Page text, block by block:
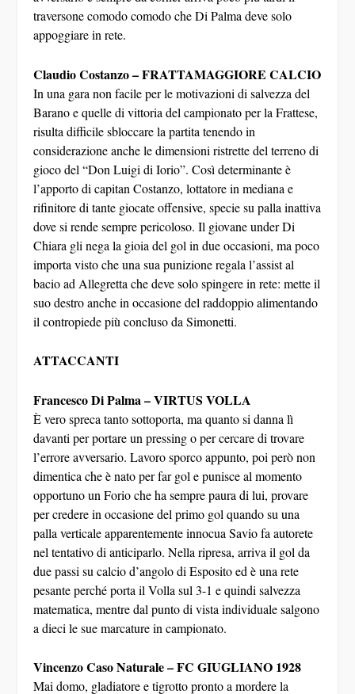
traversone comodo comodo che Di Palma deve solo
appoggiare in rete.
Claudio Costanzo – FRATTAMAGGIORE CALCIO
In una gara non facile per le motivazioni di salvezza del
Barano e quelle di vittoria del campionato per la Frattese,
risulta difficile sbloccare la partita tenendo in
considerazione anche le dimensioni ristrette del terreno di
gioco del “Don Luigi di Iorio”. Così determinante è
l’apporto di capitan Costanzo, lottatore in mediana e
rifinitore di tante giocate offensive, specie su palla inattiva
dove si rende sempre pericoloso. Il giovane under Di
Chiara gli nega la gioia del gol in due occasioni, ma poco
importa visto che una sua punizione regala l’assist al
bacio ad Allegretta che deve solo spingere in rete: mette il
suo destro anche in occasione del raddoppio alimentando
il contropiede più concluso da Simonetti.
ATTACCANTI
Francesco Di Palma – VIRTUS VOLLA
È vero spreca tanto sottoporta, ma quanto si danna lì
davanti per portare un pressing o per cercare di trovare
l’errore avversario. Lavoro sporco appunto, poi però non
dimentica che è nato per far gol e punisce al momento
opportuno un Forio che ha sempre paura di lui, provare
per credere in occasione del primo gol quando su una
palla verticale apparentemente innocua Savio fa autorete
nel tentativo di anticiparlo. Nella ripresa, arriva il gol da
due passi su calcio d’angolo di Esposito ed è una rete
pesante perché porta il Volla sul 3-1 e quindi salvezza
matematica, mentre dal punto di vista individuale salgono
a dieci le sue marcature in campionato.
Vincenzo Caso Naturale – FC GIUGLIANO 1928
Mai domo, gladiatore e tigrotto pronto a mordere la